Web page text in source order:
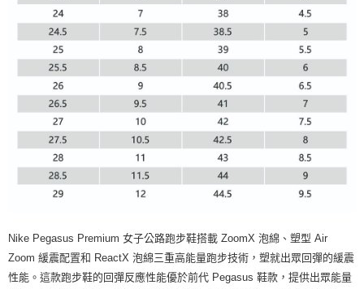
Nike Pegasus Premium 女子公路跑步鞋搭載 ZoomX 泡綿、塑型 Air
Zoom 緩震配置和 ReactX 泡綿三重高能量跑步技術，塑就出眾回彈的緩震
性能。這款跑步鞋的回彈反應性能優於前代 Pegasus 鞋款，提供出眾能量